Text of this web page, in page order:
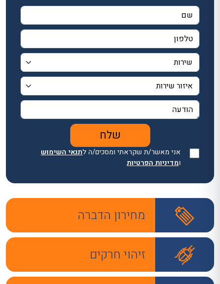
אני מאשר/ת שקראתי ומסכים/ה לתנאי השימוש
ומדיניות הפרטיות
מחירון הדברה
זיהוי חרקים